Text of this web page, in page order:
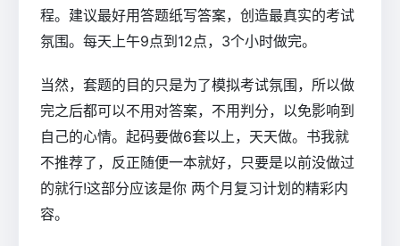
程。建议最好用答题纸写答案，创造最真实的考试
氛围。每天上午9点到12点，3个小时做完。
当然，套题的目的只是为了模拟考试氛围，所以做
完之后都可以不用对答案，不用判分，以免影响到
自己的心情。起码要做6套以上，天天做。书我就
不推荐了，反正随便一本就好，只要是以前没做过
的就行!这部分应该是你 两个月复习计划的精彩内
容。